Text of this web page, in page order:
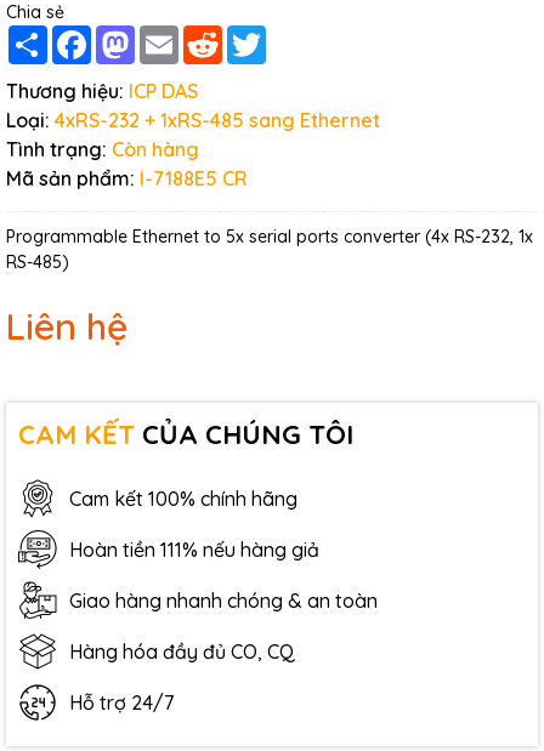
Chia sẻ
Share FacebookMastodon
Email Reddit
Thương hiệu: ICP DAS
Loại: 4xRS-232 + 1xRS-485 sang Ethernet
Tình trạng: Còn hàng
Mã sản phẩm: I-7188E5 CR
Programmable Ethernet to 5x serial ports converter (4x RS-232, 1x
RS-485)
Liên hệ
CAM KẾT CỦA CHÚNG TÔI
Cam kết 100% chính hãng
Hoàn tiền 111% nếu hàng giả
Giao hàng nhanh chóng & an toàn
Hàng hóa đầy đủ CO, CQ
Hỗ trợ 24/7